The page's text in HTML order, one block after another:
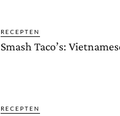
RECEPTEN
Smash Taco’s:
RECEPTEN